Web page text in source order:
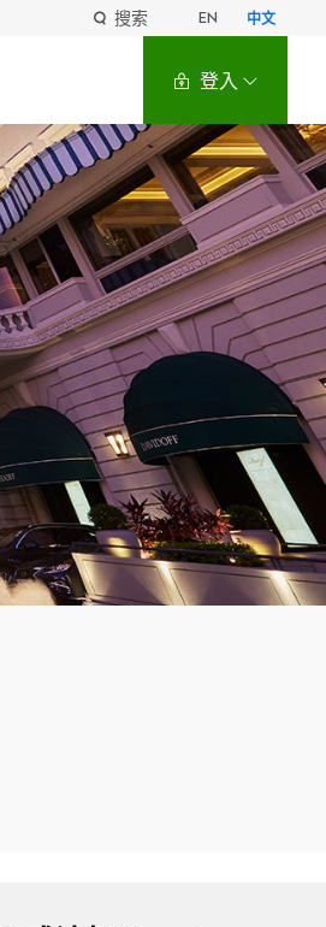
搜索 EN 中文
登入